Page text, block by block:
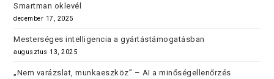
Smartman oklevél
december 17, 2025
Mesterséges intelligencia a gyártástámogatásban
augusztus 13, 2025
„Nem varázslat, munkaeszköz” – AI a minőségellenőrzés